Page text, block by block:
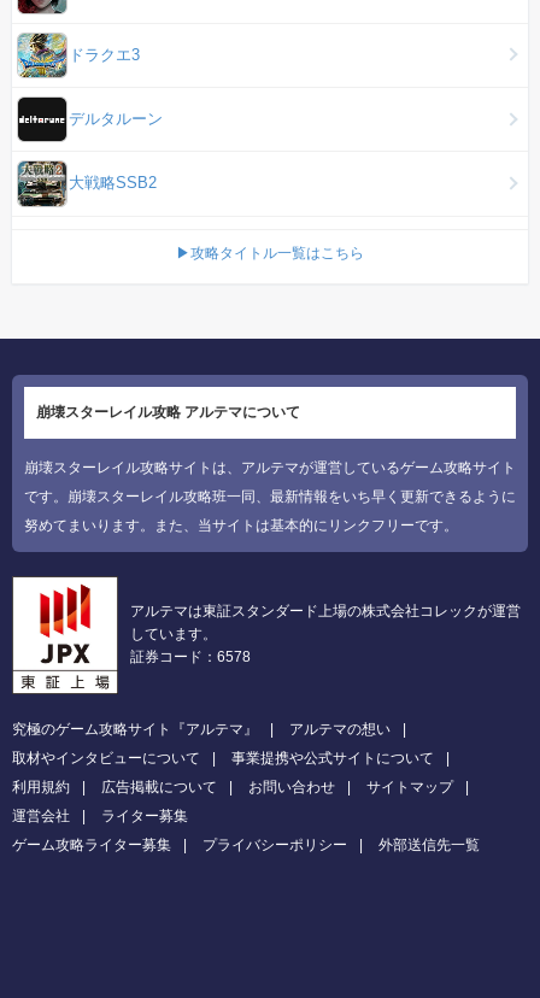
ドラクエ3
デルタルーン
大戦略SSB2
▶攻略タイトル一覧はこちら
崩壊スターレイル攻略 アルテマについて
崩壊スターレイル攻略サイトは、アルテマが運営しているゲーム攻略サイト
です。崩壊スターレイル攻略班一同、最新情報をいち早く更新できるように
努めてまいります。また、当サイトは基本的にリンクフリーです。
アルテマは東証スタンダード上場の株式会社コレックが運営
しています。
証券コード：6578
究極のゲーム攻略サイト『アルテマ』
アルテマの想い
取材やインタビューについて
事業提携や公式サイトについて
利用規約
広告掲載について お問い合わせ
サイトマップ
運営会社
ライター募集
ゲーム攻略ライター募集
プライバシーポリシー 外部送信先一覧